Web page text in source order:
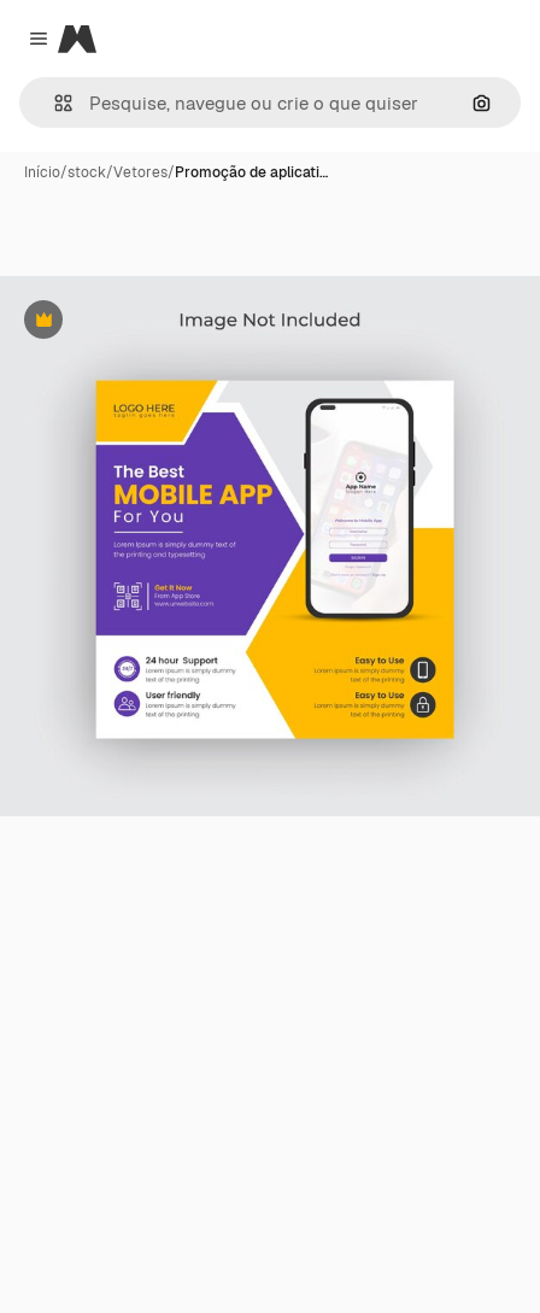
Close menu
Magnific
Início/stock/Vetores/Promoção de aplicati…
Premium